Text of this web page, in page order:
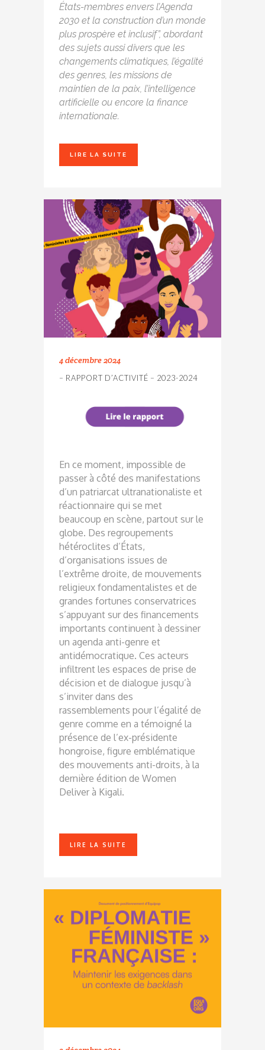
États-membres envers l’Agenda
2030 et la construction d’un monde
plus prospère et inclusif”, abordant
des sujets aussi divers que les
changements climatiques, l’égalité
des genres, les missions de
maintien de la paix, l’intelligence
artificielle ou encore la finance
internationale.
LIRE LA SUITE
4 décembre 2024
– RAPPORT D’ACTIVITÉ – 2023-2024
En ce moment, impossible de
passer à côté des manifestations
d’un patriarcat ultranationaliste et
réactionnaire qui se met
beaucoup en scène, partout sur le
globe. Des regroupements
hétéroclites d’États,
d’organisations issues de
l’extrême droite, de mouvements
religieux fondamentalistes et de
grandes fortunes conservatrices
s’appuyant sur des financements
importants continuent à dessiner
un agenda anti-genre et
antidémocratique. Ces acteurs
infiltrent les espaces de prise de
décision et de dialogue jusqu’à
s’inviter dans des
rassemblements pour l’égalité de
genre comme en a témoigné la
présence de l’ex-présidente
hongroise, figure emblématique
des mouvements anti-droits, à la
dernière édition de Women
Deliver à Kigali.
LIRE LA SUITE